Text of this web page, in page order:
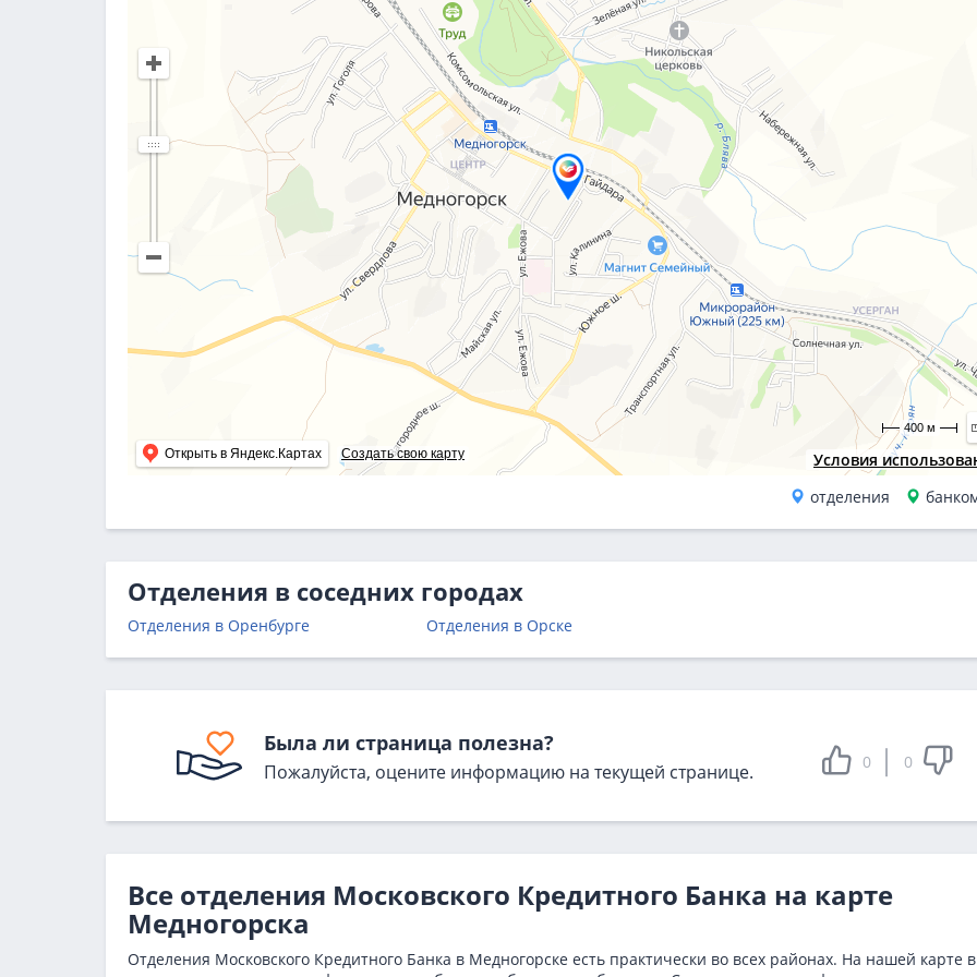
Условия
Открыть в Яндекс.Картах Создать свою карту
400 м
отделения
Отделения в соседних городах
Отделения в Оренбурге Отделения в Орске
Была ли страница полезна?
Пожалуйста, оцените информацию на текущей странице. 0 0
Все отделения Московского Кредитного Банка на карте
Медногорска
Отделения Московского Кредитного Банка в Медногорске есть практически во всех районах. На нашей карте